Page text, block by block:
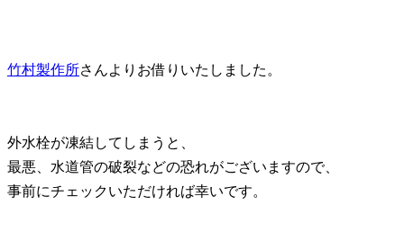
竹村製作所さんよりお借りいたしました。
外水栓が凍結してしまうと、
最悪、水道管の破裂などの恐れがございますので、
事前にチェックいただければ幸いです。